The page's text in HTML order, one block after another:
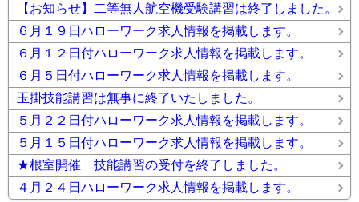
【お知らせ】二等無人航空機受験講習は終了しました。
６月１９日ハローワーク求人情報を掲載します。
６月１２日付ハローワーク求人情報を掲載します。
６月５日付ハローワーク求人情報を掲載します。
玉掛技能講習は無事に終了いたしました。
５月２２日付ハローワーク求人情報を掲載します。
５月１５日付ハローワーク求人情報を掲載します。
★根室開催 技能講習の受付を終了しました。
４月２４日ハローワーク求人情報を掲載します。